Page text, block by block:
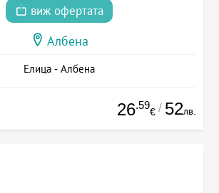
виж офертата
Албена
Елица - Албена
26.59
€ / 52лв.